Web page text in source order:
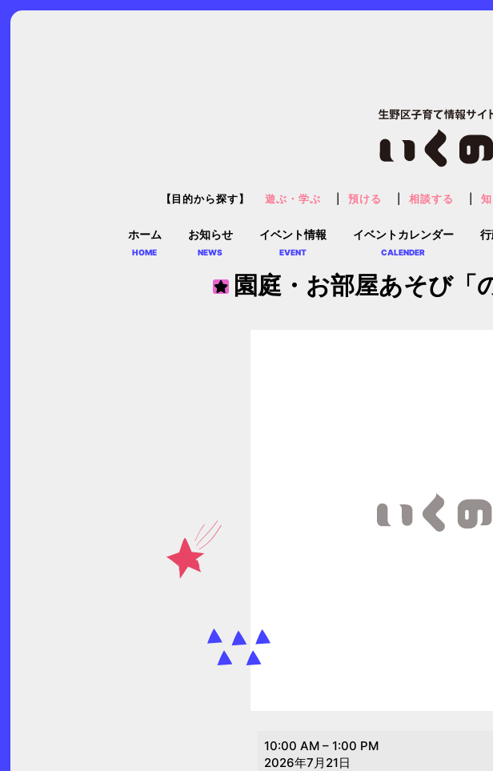
ホーム
HOME
お知らせ
NEWS
イベント情報
EVENT
イベントカレンダー
CALENDER
【目的から探す】 遊ぶ・学ぶ 預ける 相談する
園庭・お部屋あそび「
園
庭・
10:00 AM – 1:00 PM
2026年7月21日